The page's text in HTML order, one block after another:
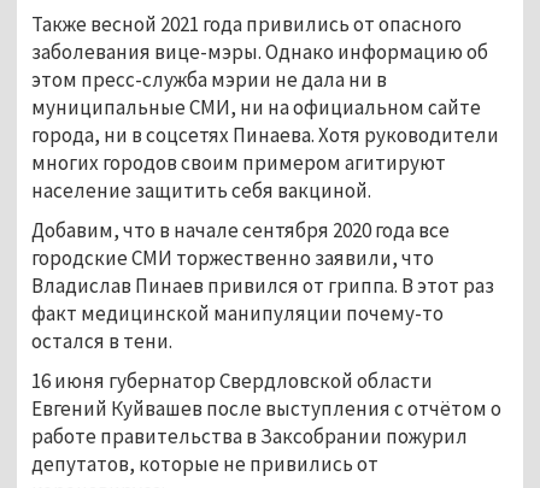
Также весной 2021 года привились от опасного
заболевания вице-мэры. Однако информацию об
этом пресс-служба мэрии не дала ни в
муниципальные СМИ, ни на официальном сайте
города, ни в соцсетях Пинаева. Хотя руководители
многих городов своим примером агитируют
население защитить себя вакциной.
Добавим, что в начале сентября 2020 года все
городские СМИ торжественно заявили, что
Владислав Пинаев привился от гриппа. В этот раз
факт медицинской манипуляции почему-то
остался в тени.
16 июня губернатор Свердловской области
Евгений Куйвашев после выступления с отчётом о
работе правительства в Заксобрании пожурил
депутатов, которые не привились от